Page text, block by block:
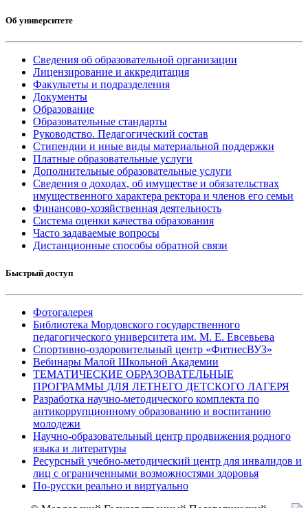
Об университете
Сведения об образовательной организации
Лицензирование и аккредитация
Факультеты и подразделения
Документы
Образование
Образовательные стандарты
Руководство. Педагогический состав
Стипендии и иные виды материальной поддержки
Платные образовательные услуги
Дополнительные образовательные услуги
Сведения о доходах, об имуществе и обязательствах
имущественного характера ректора и членов его семьи
Финансово-хозяйственная деятельность
Система оценки качества образования
Часто задаваемые вопросы
Дистанционные способы обратной связи
Быстрый доступ
Фотогалерея
Библиотека Мордовского государственного
педагогического университета им. М. Е. Евсевьева
Спортивно-оздоровительный центр «ФитнесВУЗ»
Вебинары Малой Школьной Академии
ТЕМАТИЧЕСКИЕ ОБРАЗОВАТЕЛЬНЫЕ
ПРОГРАММЫ ДЛЯ ЛЕТНЕГО ДЕТСКОГО ЛАГЕРЯ
Разработка научно-методического комплекта по
антикоррупционному образованию и воспитанию
молодежи
Научно-образовательный центр продвижения родного
языка и литературы
Ресурсный учебно-методический центр для инвалидов и
лиц с ограниченными возможностями здоровья
По-русски реально и виртуально